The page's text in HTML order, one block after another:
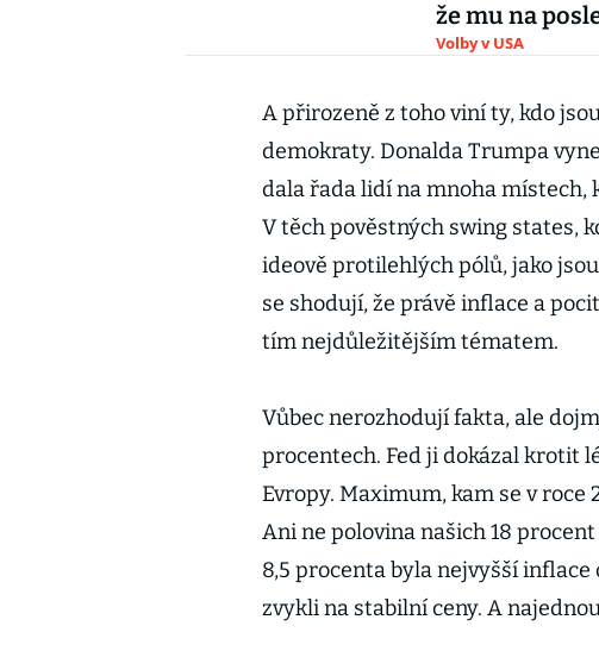
že mu na
Volby v USA
A přirozeně z toho viní ty, kdo
demokraty. Donalda Trumpa
dala řada lidí na mnoha
V těch pověstných swing states,
ideově protilehlých pólů, jako
se shodují, že právě inflace a
tím nejdůležitějším tématem.
Vůbec nerozhodují fakta, ale
procentech. Fed ji dokázal krotit
Evropy. Maximum, kam se v roce
Ani ne polovina našich 18
8,5 procenta byla nejvyšší
zvykli na stabilní ceny. A